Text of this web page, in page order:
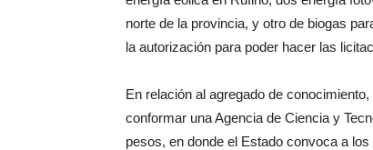
norte de la provincia, y otro de biogas
la autorización para poder hacer las
En relación al agregado de
conformar una Agencia de Ciencia y
pesos, en donde el Estado convoca a